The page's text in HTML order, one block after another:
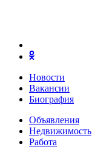
Новости
Вакансии
Биография
Объявления
Недвижимость
Работа